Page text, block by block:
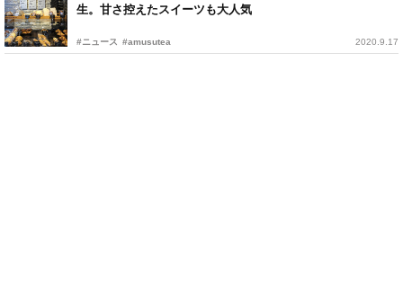
生。甘さ控えたスイーツも大人気
#ニュース #amusutea 2020.9.17